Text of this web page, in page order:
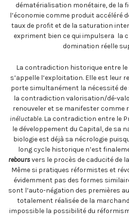
dématérialisation monétaire, de la
l’économie comme produit accéléré
taux de profit et de la saturation
expriment bien ce qui impulsera la
domination réelle
La contradiction historique entre
s’appelle l’exploitation. Elle est leur
porte simultanément la nécessité
la contradiction valorisation/dé-
renouveler et se manifester
inéluctable. La contradiction entre le
le développement du Capital, de sa
biologie est déjà sa nécrologie
long cycle historique n’est
reboursvers le procès de caducité de
Même si pratiques réformistes et
évidemment pas des formes
sont l’auto-négation des premières
totalement réalisée de la
impossible la possibilité du